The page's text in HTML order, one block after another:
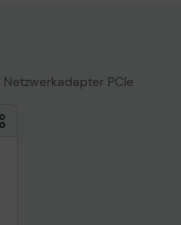
Netzwerkadapter PCIe